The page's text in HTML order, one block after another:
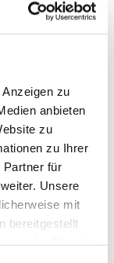
zu
anbieten
zu
zu Ihrer
Partner für
Unsere
mit
bereitgestellt
124
121